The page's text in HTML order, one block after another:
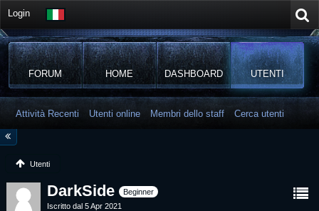
Login
FORUM HOME DASHBOARD UTENTI
Attività Recenti Utenti online Membri dello staff Cerca utenti
Utenti
DarkSide
Beginner
Iscritto dal 5 Apr 2021